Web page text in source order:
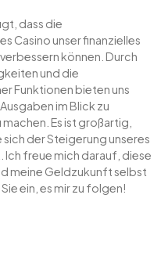
dass die
Casino unser finanzielles
können. Durch
und die
Funktionen bieten uns
im Blick zu
Es ist großartig,
der Steigerung unseres
freue mich darauf, diese
meine Geldzukunft selbst
ein, es mir zu folgen!